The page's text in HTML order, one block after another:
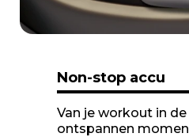
Non-stop accu
Van je workout in
ontspannen